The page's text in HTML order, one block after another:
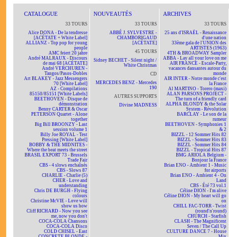
CATALOGUE
33 TOURS
Alice DONA - De la tendresse
[ACÉTATE + White Label]
ALLIANZ - Top pop for young
people
AMC feiert 20 jahre
André MALRAUX - Discours
de mai 68 [ACÉTATE]
André VERCHUREN -
Tangos/Pasos-Dobles
Art BLAKEY - Jazz Messengers
70 [White Label]
AZ - Compilations
85150/85151 [White Labels]
BEETHOVEN - Disque de
démonstration
Benny CARTER & Oscar
PETERSON Quartet - Alone
together
Big Bill BROONZY - Last
session volume 1
Billy Joe ROYAL - Test
Pressing [White Label]
BOBBY & THE MIDNITES -
Where the beat meets the street
BRASIL EXPORT 73 - Brussels
Trade Fair
CBS - 4 slows enchaînés
CBS - Slows 87
CHARLIE - Charlie (5)
CHER - Love and
understanding
Chris DE BURGH - Flying
colours
Christine McVIE - Love will
show us how
Cliff RICHARD - Now you see
me, now you don't
COCA-COLA Chansons
COCA-COLA Disco
COLD CHISEL - East
NOUVEAUTÉS
33 TOURS
ABBÉ J. SYLVESTRE -
CHAMBORIGAUD
[ACÉTATE]
45 TOURS
Sidney BECHET - Silent night /
White Christmas
CD
MERCEDES BENZ - Mercedes
190
AUTRES SUPPORTS
Divine MADNESS
ARCHIVES
33 TOURS
25 ans d'ISRAËL - Renaissance
d'une nation
33ème gala de l'UNION des
ARTISTES (1963)
4TH & BROADWAY Sampler
ABBA - Lay all your love on me
AIR FRANCE - Escale-Party,
vacances dansantes autour du
monde
AIR INTER - Notre monde c'est
la France
Al MARTINO - Torero (maxi)
ALAN PARSONS PROJECT -
The turn of a friendly card
ALPHA BLONDY & the Solar
System - Révolution
BARCLAY - Le son de la
rumeur
BEETHOVEN - Symphonies 1
& 2
BIZZL - 12 Sommer Hits 82
BIZZL - Sommer Hits 83
BIZZL - Sommer Hits 84
BIZZL - Tropical Hits 87
BMG ARIOLA Belgium -
Bonjour la France
Brian ENO - Ambient 1 - Music
for airports
Brian ENO - Ambient 4 - On
Land
CBS - Été 73 vol.1
Céline DION - I'm alive
Céline DION - My heart will go
on
CHILL FAC-TORR - Twist
(round'n'round)
CHURCH - Starfish
CLASH - The Magnificent
Seven / The Call Up
CULTURE DANCE 7 - House